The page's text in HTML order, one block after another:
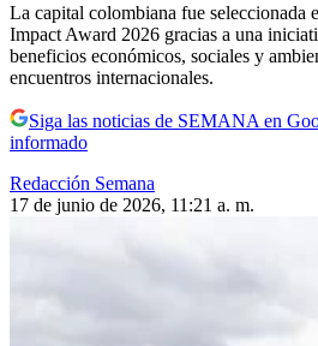
La capital colombiana fue seleccionada
Impact Award 2026 gracias a una
beneficios económicos, sociales y
encuentros internacionales.
Siga las noticias de SEMANA en
informado
Redacción Semana
17 de junio de 2026, 11:21 a. m.